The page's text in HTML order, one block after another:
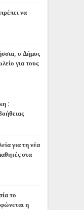
να
ο Δήμος
για τους
:
για τη νέα
στα
το
η